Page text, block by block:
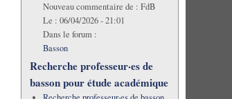
Nouveau commentaire de : FdB
Le : 06/04/2026 - 21:01
Dans le forum :
Basson
Recherche professeur·es de
basson pour étude académique